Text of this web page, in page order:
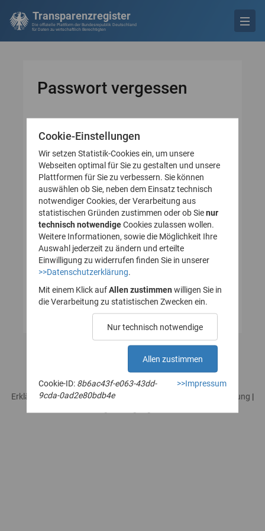
Transparenzregister
Die offizielle Plattform der Bundesrepublik Deutschland
für Daten zu wirtschaftlich Berechtigten
Passwort vergessen
Bitte geben Sie Ihre E-
Mail-Adresse an
E-Mail-Adresse*
Erklärung zur Barrierefreiheit Datenschutzerklärung |
Cookie-Einstellungen
Wir setzen Statistik-Cookies ein, um unsere
Webseiten optimal für Sie zu gestalten und unsere
Plattformen für Sie zu verbessern. Sie können
auswählen ob Sie, neben dem Einsatz technisch
notwendiger Cookies, der Verarbeitung aus
statistischen Gründen zustimmen oder ob Sienur
technisch notwendigeCookies zulassen wollen.
Weitere Informationen, sowie die Möglichkeit Ihre
Auswahl jederzeit zu ändern und erteilte
Einwilligung zu widerrufen finden Sie in unserer
>>Datenschutzerklärung.
Mit einem Klick aufAllen zustimmen willigen Sie in
die Verarbeitung zu statistischen Zwecken ein.
Nur technisch notwendige
Allen zustimmen
Cookie-ID: 8b6ac43f-e063-43dd-
9cda-0ad2e80bdb4e
>>Impressum